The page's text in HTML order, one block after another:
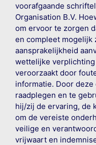
voorafgaande
Organisation B.V.
om ervoor te zorgen
en compleet mogelijk
aansprakelijkheid
wettelijke
veroorzaakt door
informatie. Door
raadplegen en te
hij/zij de ervaring, de
om de vereiste
veilige en
vrijwaart en